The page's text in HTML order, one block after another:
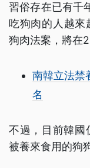
習俗存在已有千
吃狗肉的人越
狗肉法案，將在
南韓立法禁
名
不過，目前韓國
被養來食用的狗